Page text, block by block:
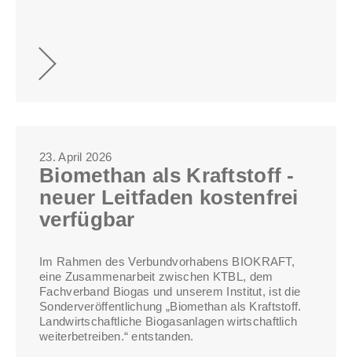
23. April 2026
Biomethan als Kraftstoff -
neuer Leitfaden kostenfrei
verfügbar
Im Rahmen des Verbundvorhabens BIOKRAFT,
eine Zusammenarbeit zwischen KTBL, dem
Fachverband Biogas und unserem Institut, ist die
Sonderveröffentlichung „Biomethan als Kraftstoff.
Landwirtschaftliche Biogasanlagen wirtschaftlich
weiterbetreiben.“ entstanden.